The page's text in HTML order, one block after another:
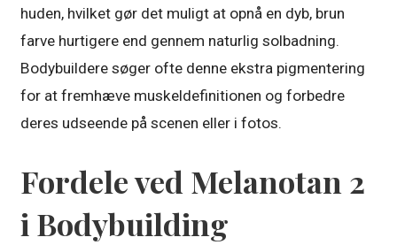
huden, hvilket gør det muligt at opnå en dyb, brun
farve hurtigere end gennem naturlig solbadning.
Bodybuildere søger ofte denne ekstra pigmentering
for at fremhæve muskeldefinitionen og forbedre
deres udseende på scenen eller i fotos.
Fordele ved Melanotan 2
i Bodybuilding